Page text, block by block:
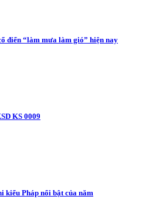
điển “làm mưa làm gió” hiện nay
KS 0009
kiểu Pháp nổi bật của năm